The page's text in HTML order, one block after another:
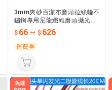
3mm夾砂百潔布磨頭拉絲輪不
鏽鋼專用尼龍纖維磨頭拋光輪
夾砂
66~ 626
運費券